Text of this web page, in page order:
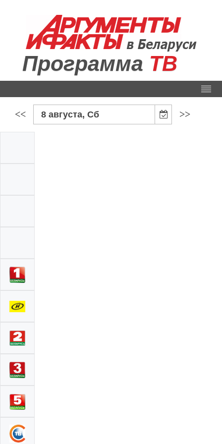
Программа ТВ
<< 8 августа, Сб >>